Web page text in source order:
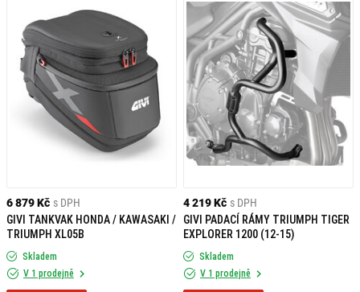
6 879 Kč s DPH
GIVI TANKVAK HONDA / KAWASAKI /
TRIUMPH XL05B
Skladem
V 1 prodejně
4 219 Kč s DPH
GIVI PADACÍ RÁMY TRIUMPH TIGER
EXPLORER 1200 (12-15)
Skladem
V 1 prodejně